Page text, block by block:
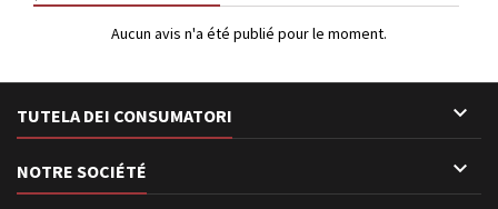
Aucun avis n'a été publié pour le moment.
TUTELA DEI CONSUMATORI 
NOTRE SOCIÉTÉ 